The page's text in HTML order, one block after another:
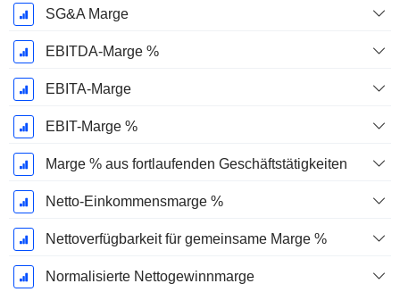
SG&A Marge
EBITDA-Marge %
EBITA-Marge
EBIT-Marge %
Marge % aus fortlaufenden Geschäftstätigkeiten
Netto-Einkommensmarge %
Nettoverfügbarkeit für gemeinsame Marge %
Normalisierte Nettogewinnmarge